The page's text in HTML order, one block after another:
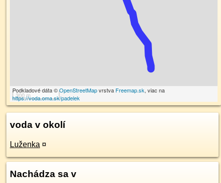
300 m
Podkladové dáta ©OpenStreetMapvrstva Freemap.sk, viac na
https://voda.oma.sk/padelek
voda v okolí
Luženka ¤
Nachádza sa v